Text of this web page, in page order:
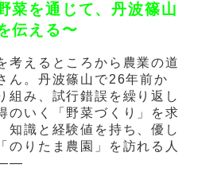
菜を通じて、丹波篠山
伝える〜
えるところから農業の道
ん。丹波篠山で26年前か
組み、試行錯誤を繰り返し
のいく「野菜づくり」を求
知識と経験値を持ち、優し
のりたま農園」を訪れる人
——